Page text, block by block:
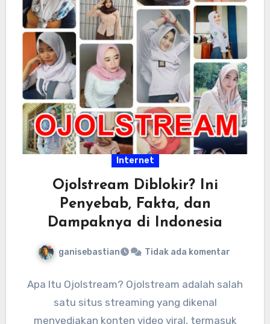
Internet
Ojolstream Diblokir? Ini
Penyebab, Fakta, dan
Dampaknya di Indonesia
ganisebastian Tidak ada komentar
Apa Itu Ojolstream? Ojolstream adalah salah
satu situs streaming yang dikenal
menyediakan konten video viral, termasuk